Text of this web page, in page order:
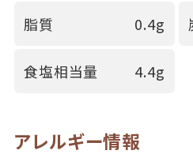
脂質 0.4g
食塩相当量 4.4g
アレルギー情報